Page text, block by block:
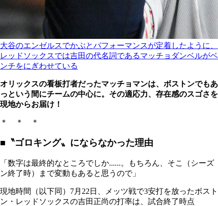
大谷のエンゼルスでかぶとパフォーマンスが定着したように、
レッドソックスでは吉田の代名詞であるマッチョダンベルがベ
ンチをにぎわせている
オリックスの看板打者だったマッチョマンは、ボストンでもあ
っという間にチームの中心に。その適応力、存在感のスゴさを
現地からお届け！
＊ ＊ ＊
■〝ゴロキング〟にならなかった理由
「数字は最終的なところでしか......。もちろん、そこ（シーズ
ン終了時）まで変動もあると思うので」
現地時間（以下同）7月22日、メッツ戦で3安打を放ったボスト
ン・レッドソックスの吉田正尚の打率は、試合終了時点